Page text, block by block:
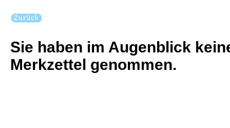
Sie haben im Augenblick
Merkzettel genommen.